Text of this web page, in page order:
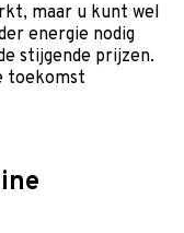
maar u kunt wel
energie nodig
stijgende prijzen.
toekomst